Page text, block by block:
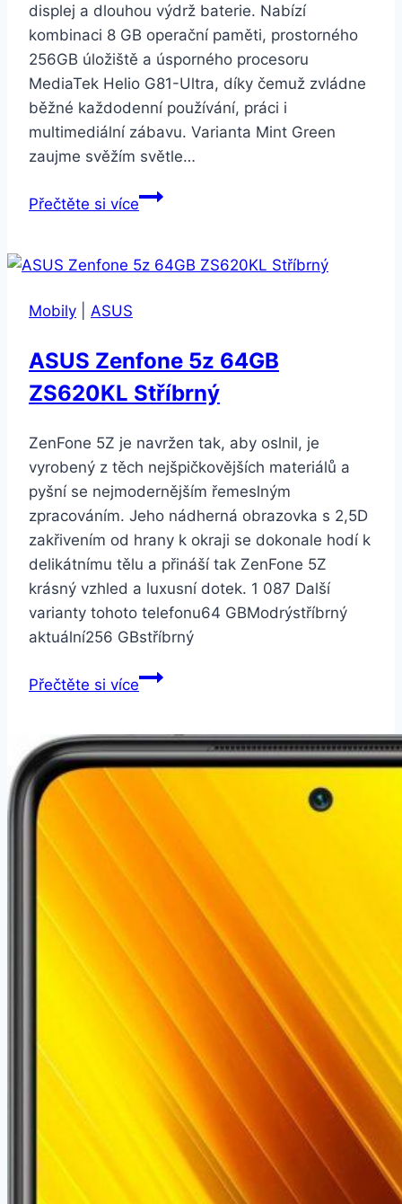
displej a dlouhou výdrž baterie. Nabízí
kombinaci 8 GB operační paměti, prostorného
256GB úložiště a úsporného procesoru
MediaTek Helio G81-Ultra, díky čemuž zvládne
běžné každodenní používání, práci i
multimediální zábavu. Varianta Mint Green
zaujme svěžím světle…
Přečtěte si víceXiaomi
8GB/256GB
Mobily ASUS
ASUS Zenfone 5z 64GB
ZS620KL Stříbrný
ZenFone 5Z je navržen tak, aby oslnil, je
vyrobený z těch nejšpičkovějších materiálů a
pyšní se nejmodernějším řemeslným
zpracováním. Jeho nádherná obrazovka s 2,5D
zakřivením od hrany k okraji se dokonale hodí k
delikátnímu tělu a přináší tak ZenFone 5Z
krásný vzhled a luxusní dotek. 1 087 Další
varianty tohoto telefonu64 GBModrýstříbrný
aktuální256 GBstříbrný
Přečtěte si víceASUS
64GB
ZS620KL
Stříbrný